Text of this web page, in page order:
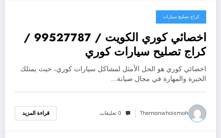
يوليو 25, 2026
كراج تصليح سيارات
اخصائي كوري الكويت / 99527787 /
كراج تصليح سيارات كوري
اخصائي كوري هو الحل الأمثل لمشاكل سيارات كوري، حيث يمتلك
الخبرة والمهارة في مجال صيانة…
Themanwhoismoh 0 تعليقات قراءة المزيد